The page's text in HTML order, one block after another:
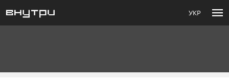
УКР menu